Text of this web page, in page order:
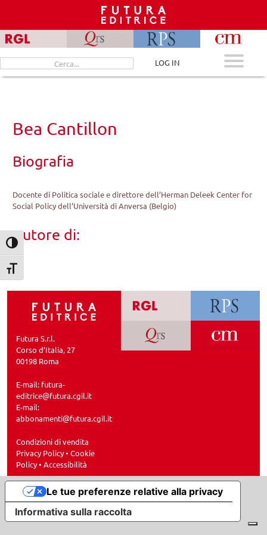
Attiva/disattiva alto contrasto
Attiva/disattiva dimensione testo
content
Cerca
per:
LOG IN
Bea Cantillon
Biografia
Docente di Politica sociale e direttore dell’Herman Deleek Center for
Social Policy dell’Università di Anversa (Belgio)
Autore di:
Futura S.r.l.
Corso d’Italia, 27
00198 Roma
E-mail: futura-
editrice@futura.cgil.it
E-mail:
abbonamenti@futura.cgil.it
Condizioni di vendita
Privacy Policy• Cookie
Policy• Accessibilità
Informativa sulla raccolta
Le tue preferenze relative alla privacy